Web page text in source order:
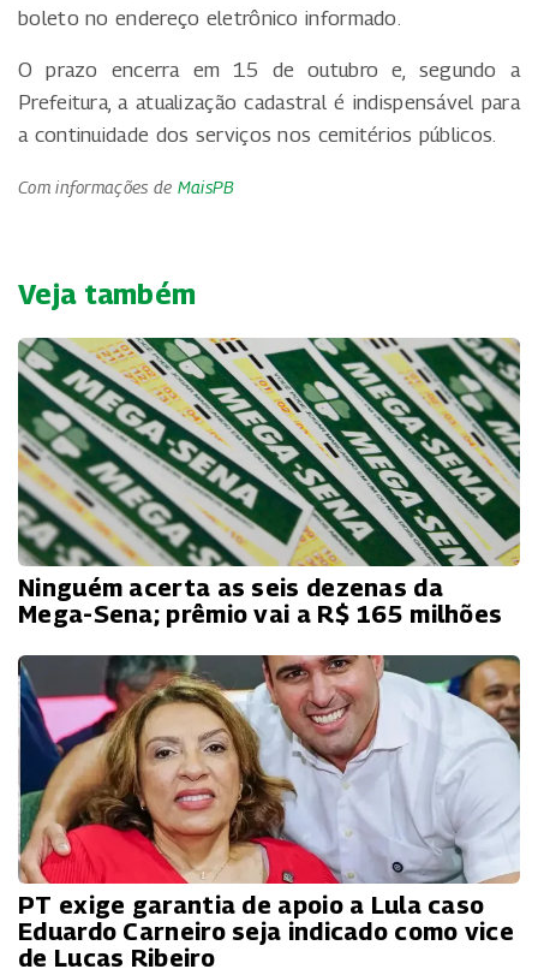
boleto no endereço eletrônico informado.
O prazo encerra em 15 de outubro e, segundo a
Prefeitura, a atualização cadastral é indispensável para
a continuidade dos serviços nos cemitérios públicos.
Com informações de MaisPB
Veja também
Ninguém acerta as seis dezenas da
Mega-Sena; prêmio vai a R$ 165 milhões
PT exige garantia de apoio a Lula caso
Eduardo Carneiro seja indicado como vice
de Lucas Ribeiro